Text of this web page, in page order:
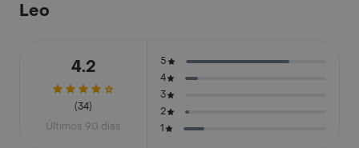
Leo
4.2
(34)
Últimos 90 días
5
4
3
2
1